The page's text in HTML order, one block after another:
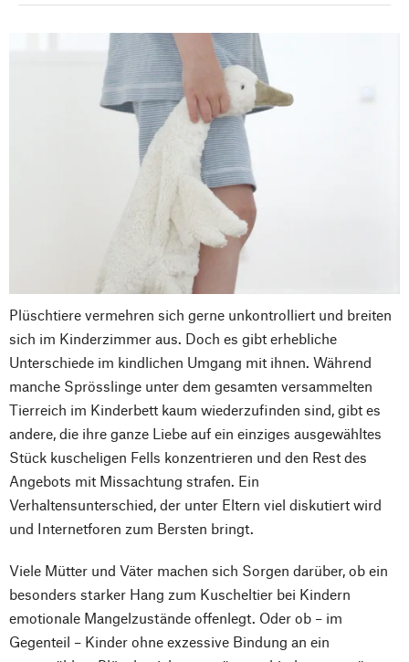
Plüschtiere vermehren sich gerne unkontrolliert und breiten
sich im Kinderzimmer aus. Doch es gibt erhebliche
Unterschiede im kindlichen Umgang mit ihnen. Während
manche Sprösslinge unter dem gesamten versammelten
Tierreich im Kinderbett kaum wiederzufinden sind, gibt es
andere, die ihre ganze Liebe auf ein einziges ausgewähltes
Stück kuscheligen Fells konzentrieren und den Rest des
Angebots mit Missachtung strafen. Ein
Verhaltensunterschied, der unter Eltern viel diskutiert wird
und Internetforen zum Bersten bringt.
Viele Mütter und Väter machen sich Sorgen darüber, ob ein
besonders starker Hang zum Kuscheltier bei Kindern
emotionale Mangelzustände offenlegt. Oder ob – im
Gegenteil – Kinder ohne exzessive Bindung an ein
Nach oben